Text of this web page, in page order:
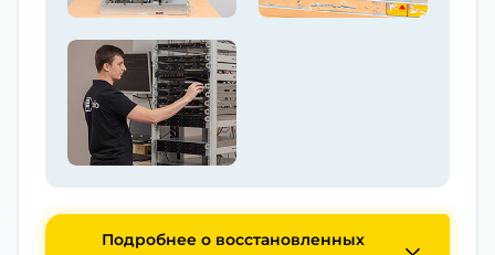
Подробнее о восстановленных